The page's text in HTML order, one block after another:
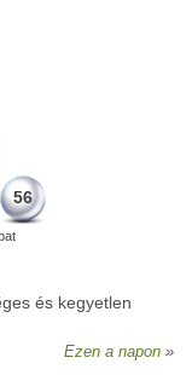
56
és kegyetlen
Ezen a napon